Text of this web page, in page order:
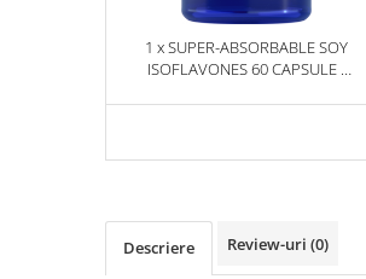
1 x SUPER-ABSORBABLE SOY
ISOFLAVONES 60 CAPSULE -
Descriere Review-uri (0)